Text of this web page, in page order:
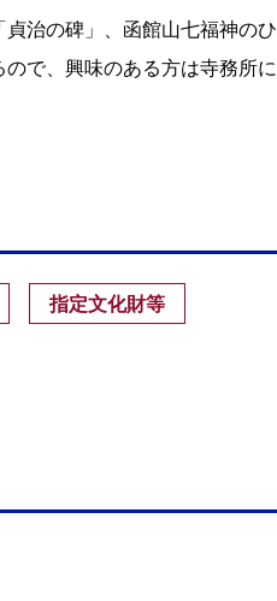
治の碑」、函館山七福神のひ
で、興味のある方は寺務所に
指定文化財等